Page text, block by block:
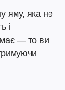
яму, яка не
і
— то ви